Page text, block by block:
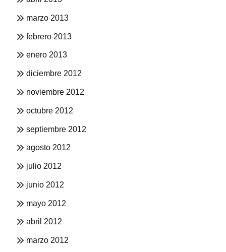
marzo 2013
febrero 2013
enero 2013
diciembre 2012
noviembre 2012
octubre 2012
septiembre 2012
agosto 2012
julio 2012
junio 2012
mayo 2012
abril 2012
marzo 2012